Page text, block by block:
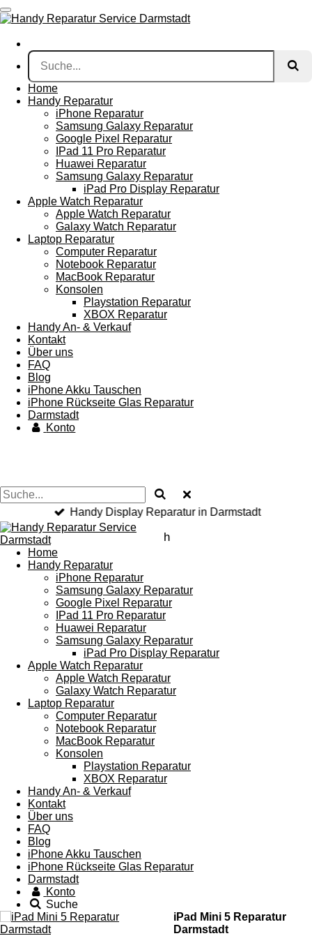
Zum
Hauptinhalt
Home
Handy Reparatur
iPhone Reparatur
Samsung Galaxy Reparatur
Google Pixel Reparatur
IPad 11 Pro Reparatur
Huawei Reparatur
Samsung Galaxy Reparatur
iPad Pro Display Reparatur
Apple Watch Reparatur
Apple Watch Reparatur
Galaxy Watch Reparatur
Laptop Reparatur
Computer Reparatur
Notebook Reparatur
MacBook Reparatur
Konsolen
Playstation Reparatur
XBOX Reparatur
Handy An- & Verkauf
Kontakt
Über uns
FAQ
Blog
iPhone Akku Tauschen
iPhone Rückseite Glas Reparatur
Darmstadt
Konto
Handy Display Reparatur in Darmstadt
h
Home
Handy Reparatur
iPhone Reparatur
Samsung Galaxy Reparatur
Google Pixel Reparatur
IPad 11 Pro Reparatur
Huawei Reparatur
Samsung Galaxy Reparatur
iPad Pro Display Reparatur
Apple Watch Reparatur
Apple Watch Reparatur
Galaxy Watch Reparatur
Laptop Reparatur
Computer Reparatur
Notebook Reparatur
MacBook Reparatur
Konsolen
Playstation Reparatur
XBOX Reparatur
Handy An- & Verkauf
Kontakt
Über uns
FAQ
Blog
iPhone Akku Tauschen
iPhone Rückseite Glas Reparatur
Darmstadt
Konto
Suche
iPad Mini 5 Reparatur
Darmstadt